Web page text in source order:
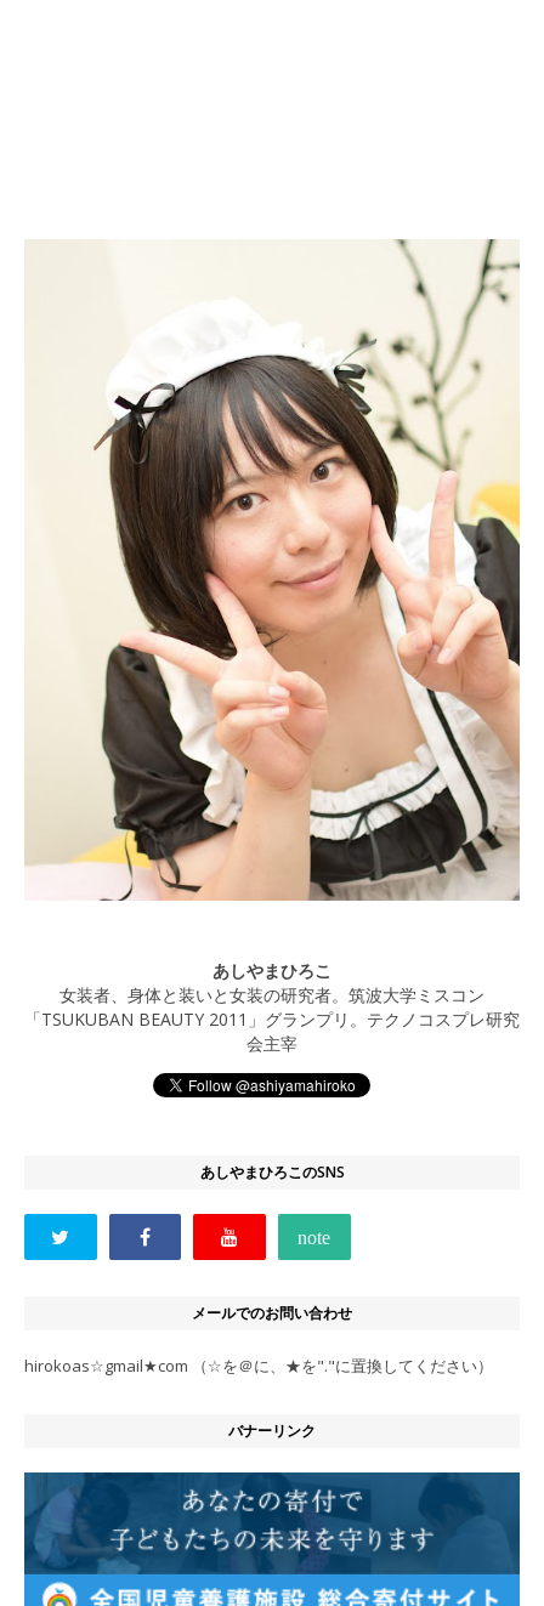
あしやまひろこ
女装者、身体と装いと女装の研究者。筑波大学ミスコン
「TSUKUBAN BEAUTY 2011」グランプリ。テクノコスプレ研究
会主宰
あしやまひろこのSNS
メールでのお問い合わせ
hirokoas☆gmail★com （☆を＠に、★を"."に置換してください）
バナーリンク